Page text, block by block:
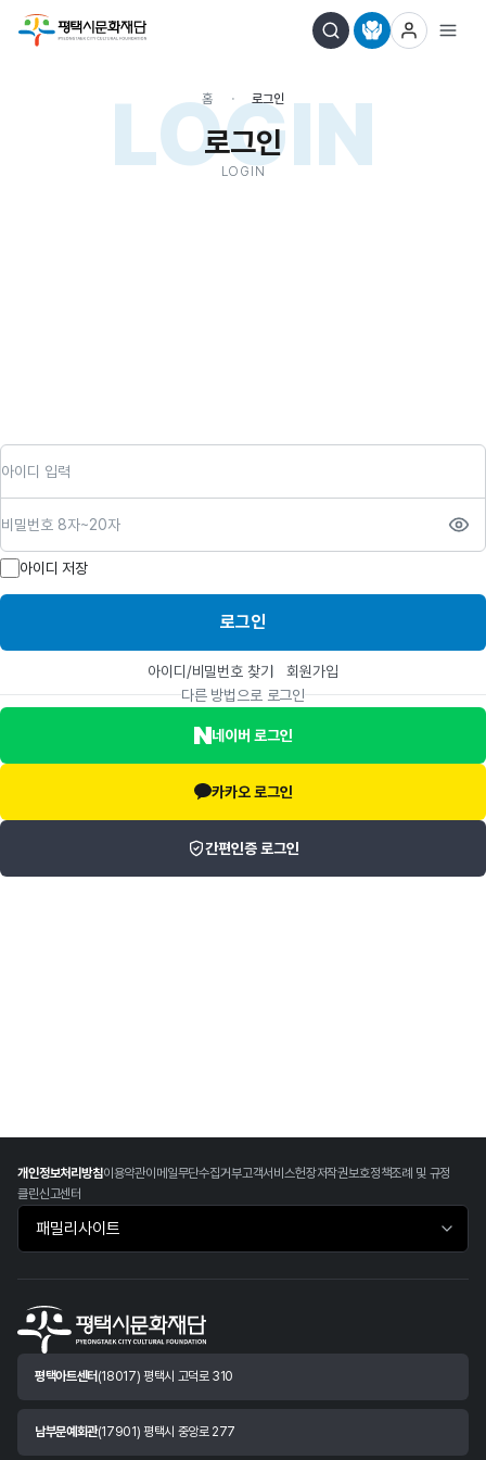
LOGIN
홈 로그인
로그인
LOGIN
아이디 저장
로그인
아이디/비밀번호 찾기
회원가입
다른 방법으로 로그인
네이버 로그인
카카오 로그인
간편인증 로그인
개인정보처리방침이용약관이메일무단수집거부고객서비스헌장저작권보호정책조례 및 규정
클린신고센터
패밀리사이트 바로가기
평택아트센터 (18017) 평택시 고덕로 310
남부문예회관(17901) 평택시 중앙로 277